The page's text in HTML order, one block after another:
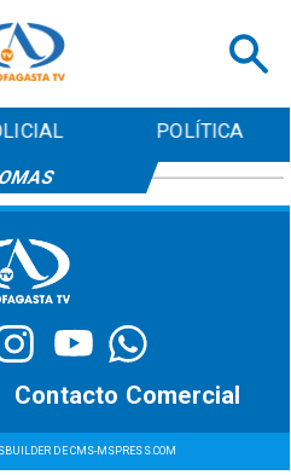
POLÍTICA
DE CMS-MSPRESS.COM
Contacto Comercial